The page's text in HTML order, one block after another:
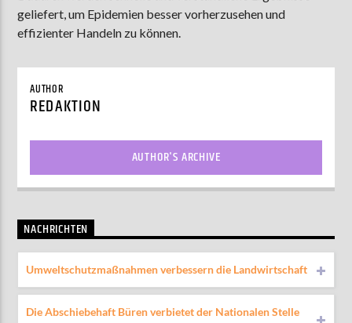
geliefert, um Epidemien besser vorherzusehen und
effizienter Handeln zu können.
AUTHOR
REDAKTION
AUTHOR'S ARCHIVE
NACHRICHTEN
Umweltschutzmaßnahmen verbessern die Landwirtschaft
Die Abschiebehaft Büren verbietet der Nationalen Stelle